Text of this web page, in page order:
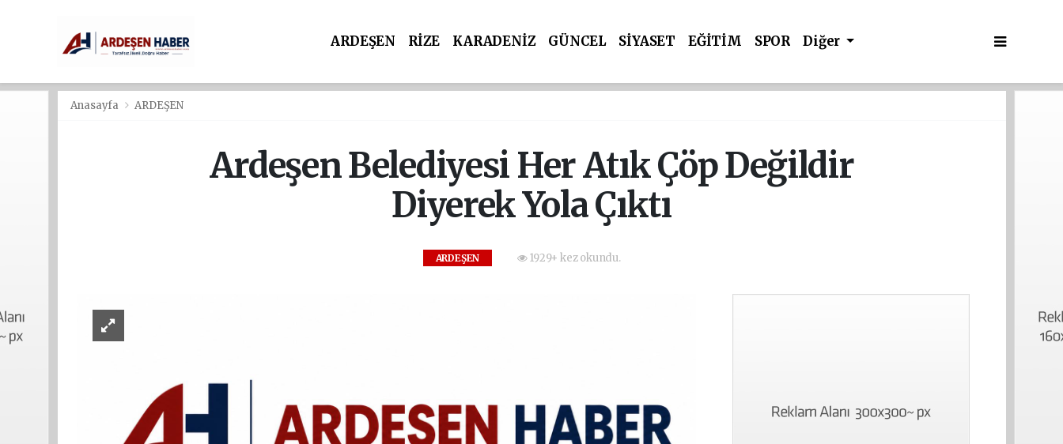
ARDEŞEN RİZE KARADENİZ GÜNCEL SİYASET EĞİTİM SPOR Diğer
Anasayfa ARDEŞEN
Ardeşen Belediyesi Her Atık Çöp Değildir
Diyerek Yola Çıktı
ARDEŞEN 1929+ kez okundu.